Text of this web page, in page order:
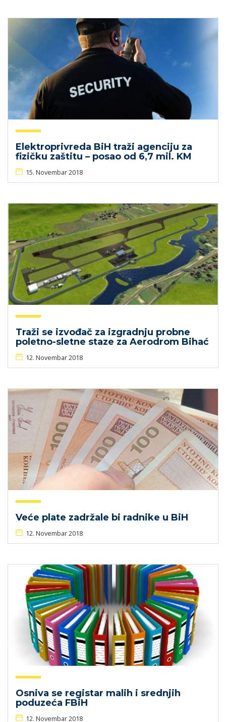
Elektroprivreda BiH traži agenciju za
fizičku zaštitu – posao od 6,7 mil. KM
15. Novembar 2018
Traži se izvođač za izgradnju probne
poletno-sletne staze za Aerodrom Bihać
12. Novembar 2018
Veće plate zadržale bi radnike u BiH
12. Novembar 2018
Osniva se registar malih i srednjih
poduzeća FBiH
12. Novembar 2018